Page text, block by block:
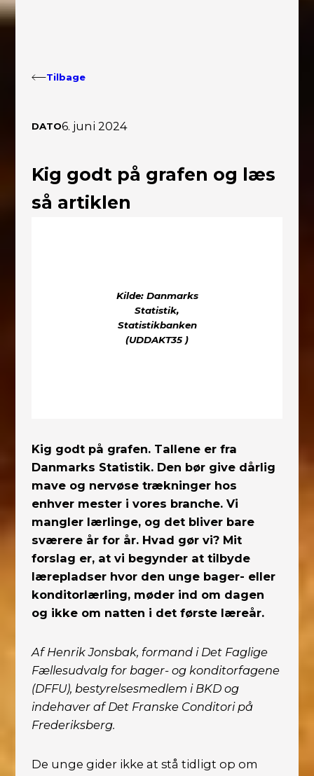
Tilbage
DATO6. juni 2024
Kig godt på grafen og læs
så artiklen
Kilde: Danmarks
Statistik,
Statistikbanken
(UDDAKT35 )
Kig godt på grafen. Tallene er fra
Danmarks Statistik. Den bør give dårlig
mave og nervøse trækninger hos
enhver mester i vores branche. Vi
mangler lærlinge, og det bliver bare
sværere år for år. Hvad gør vi? Mit
forslag er, at vi begynder at tilbyde
lærepladser hvor den unge bager- eller
konditorlærling, møder ind om dagen
og ikke om natten i det første læreår.
Af Henrik Jonsbak, formand i Det Faglige
Fællesudvalg for bager- og konditorfagene
(DFFU), bestyrelsesmedlem i BKD og
indehaver af Det Franske Conditori på
Frederiksberg.
De unge gider ikke at stå tidligt op om